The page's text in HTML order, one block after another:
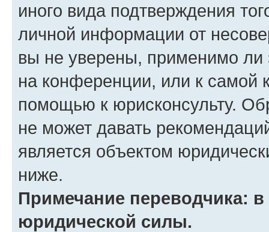
иного вида подтверждения
личной информации от
вы не уверены, применимо ли
на конференции, или к самой
помощью к юрисконсульту.
не может давать
является объектом
ниже.
Примечание переводчика:
юридической силы.